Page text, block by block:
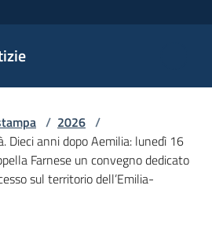
/ 2026 /
Dieci anni dopo Aemilia: lunedì 16
Farnese un convegno dedicato
sul territorio dell’Emilia-